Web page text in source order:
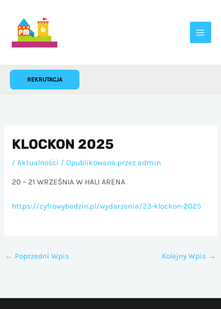
treści
REKRUTACJA
KLOCKON 2025
/ Aktualności / Opublikowane przez admin
20 – 21 WRZEŚNIA W HALI ARENA
https://cyfrowybedzin.pl/wydarzenia/23-klockon-2025
← Poprzedni Wpis Kolejny Wpis →